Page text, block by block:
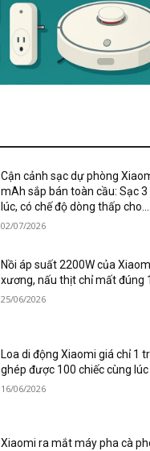
Cận cảnh sạc dự phòng
mAh sắp bán toàn cầu: Sạc
lúc, có chế độ dòng thấp cho...
02/07/2026
Nồi áp suất 2200W của
xương, nấu thịt chỉ mất đúng
25/06/2026
Loa di động Xiaomi giá chỉ 1
ghép được 100 chiếc cùng lúc
16/06/2026
Xiaomi ra mắt máy pha cà